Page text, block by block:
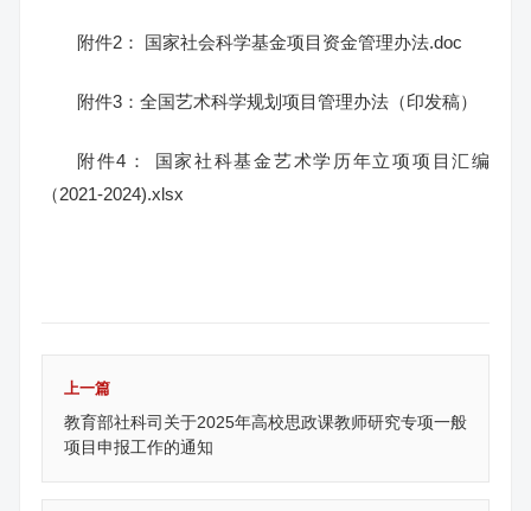
附件2： 国家社会科学基金项目资金管理办法.doc
附件3：全国艺术科学规划项目管理办法（印发稿）
附件4： 国家社科基金艺术学历年立项项目汇编
（2021-2024).xlsx
上一篇
教育部社科司关于2025年高校思政课教师研究专项一般
项目申报工作的通知